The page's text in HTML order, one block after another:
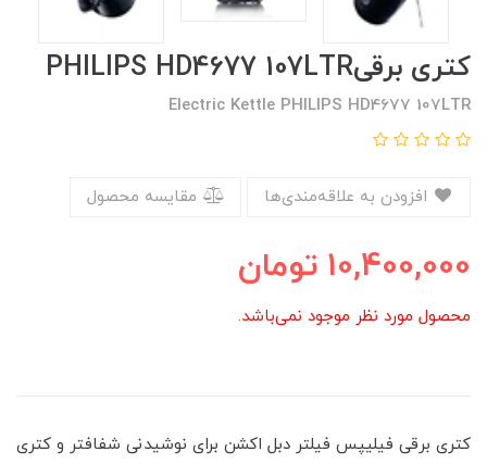
کتری برقیPHILIPS HD4677 107LTR
Electric Kettle PHILIPS HD4677 107LTR
مقایسه محصول
10,400,000 تومان
محصول مورد نظر موجود نمی‌باشد.
کتری برقی فیلیپس فیلتر دبل اکشن برای نوشیدنی شفافتر و کتری